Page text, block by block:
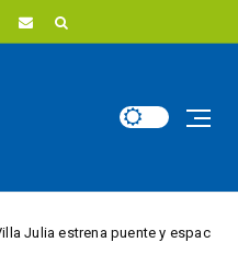
estrena puente y espacios